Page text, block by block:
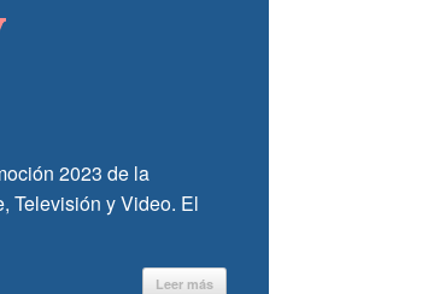
2023 de la
Televisión y Video. El
Leer más